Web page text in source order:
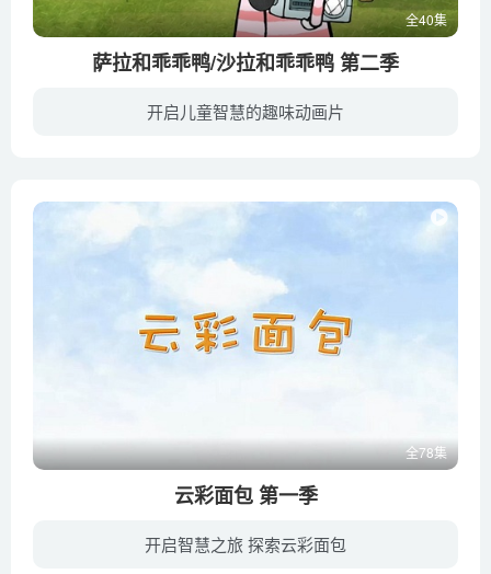
全40集
萨拉和乖乖鸭/沙拉和乖乖鸭 第二季
开启儿童智慧的趣味动画片
全78集
云彩面包 第一季
开启智慧之旅 探索云彩面包